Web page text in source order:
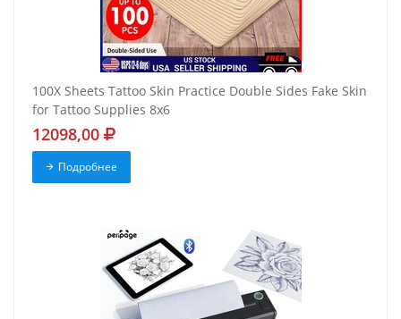
100X Sheets Tattoo Skin Practice Double Sides Fake Skin
for Tattoo Supplies 8x6
12098,00
Подробнее